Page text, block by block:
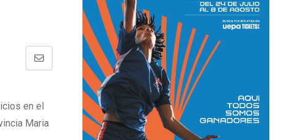
en el
Maria